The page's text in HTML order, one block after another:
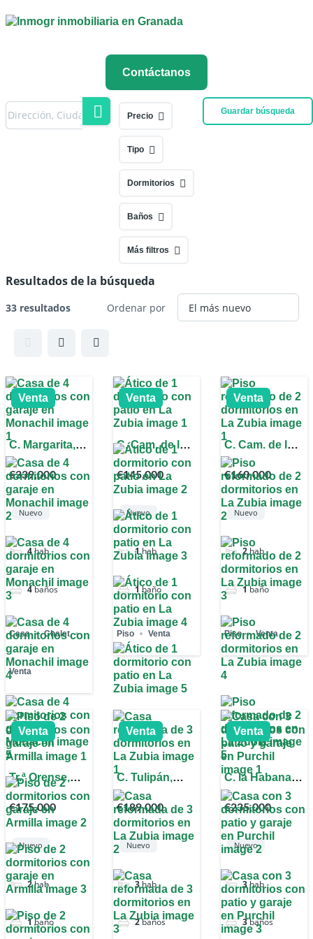
Contáctanos
Guardar búsqueda
Precio
Tipo
Dormitorios
Baños
Más filtros
Resultados de la búsqueda
33 resultados Ordenar por
Venta
C. Margarita,
18193,
Granada,
España
€339,000
Nuevo
4hab
4baños
Casa Chalet
Venta
Venta
C. Cam. de los
Ogijares, 44,
18140 La
Zubia,
Granada,
España
€145,000
Nuevo
1hab
1 baño
Piso Venta
Venta
C. Cam. de los
Ogijares,
18140 La
Zubia,
Granada,
€160,000
Nuevo
2hab
1baño
Piso Venta
Venta
Tr.ª Orense,
18100 Armilla,
Granada,
España
€175,000
Nuevo
2hab
1baño
Venta
C. Tulipán,
18140 La
Zubia,
Granada,
España
€189,000
Nuevo
3hab
2baños
Venta
C. la Habana,
18102 Purchil,
Granada,
España
€235,000
Nuevo
3hab
3baños